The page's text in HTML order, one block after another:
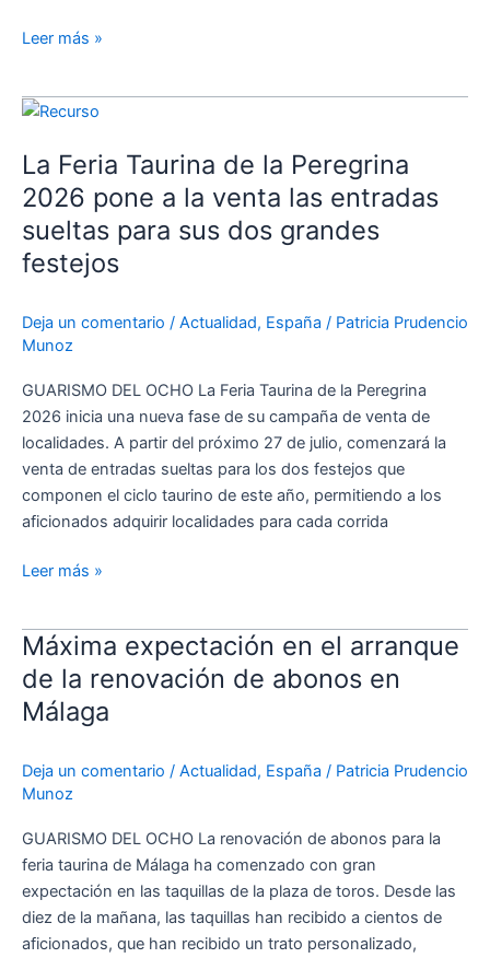
Palma
Leer más »
La Feria Taurina de la Peregrina
2026 pone a la venta las entradas
sueltas para sus dos grandes
festejos
Deja un comentario / Actualidad, España / Patricia Prudencio
Munoz
GUARISMO DEL OCHO La Feria Taurina de la Peregrina
2026 inicia una nueva fase de su campaña de venta de
localidades. A partir del próximo 27 de julio, comenzará la
venta de entradas sueltas para los dos festejos que
componen el ciclo taurino de este año, permitiendo a los
aficionados adquirir localidades para cada corrida
La
Taurina
de
Peregrina
2026
a
la
las
entradas
sueltas
para
sus
dos
festejos
Leer más »
Máxima expectación en el arranque
de la renovación de abonos en
Málaga
Deja un comentario / Actualidad, España / Patricia Prudencio
Munoz
GUARISMO DEL OCHO La renovación de abonos para la
feria taurina de Málaga ha comenzado con gran
expectación en las taquillas de la plaza de toros. Desde las
diez de la mañana, las taquillas han recibido a cientos de
aficionados, que han recibido un trato personalizado,
Máxima
expectación
en
el
de
la
abonos
en
Málaga